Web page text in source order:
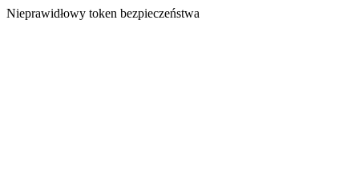
Nieprawidłowy token bezpieczeństwa